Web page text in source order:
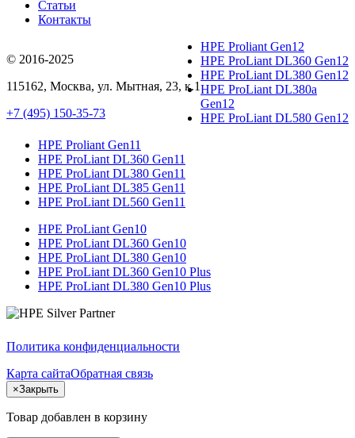
Статьи
Контакты
© 2016-2025
115162, Москва, ул. Мытная, 23, к.1
+7 (495) 150-35-73
HPE Proliant Gen12
HPE ProLiant DL360 Gen12
HPE ProLiant DL380 Gen12
HPE ProLiant DL380a
Gen12
HPE ProLiant DL580 Gen12
HPE Proliant Gen11
HPE ProLiant DL360 Gen11
HPE ProLiant DL380 Gen11
HPE ProLiant DL385 Gen11
HPE ProLiant DL560 Gen11
HPE ProLiant Gen10
HPE ProLiant DL360 Gen10
HPE ProLiant DL380 Gen10
HPE ProLiant DL360 Gen10 Plus
HPE ProLiant DL380 Gen10 Plus
Политика конфиденциальности
Карта сайтаОбратная связь
×Закрыть
Товар добавлен в корзину